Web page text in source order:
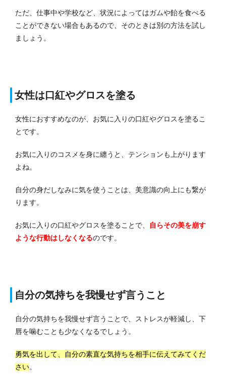
ただ、仕事中や学校など、状況によってはガムや飴を食べる
ことができない場合もあるので、そのときは別の方法を試し
ましょう。
女性は口紅やグロスを塗る
女性におすすめなのが、お気に入りの口紅やグロスを塗るこ
とです。
お気に入りのコスメを身に纏うと、テンションも上がります
よね。
自分の身だしなみに気を使うことは、美意識の向上にも繋が
ります。
お気に入りの口紅やグロスを塗ることで、
自らその美を崩す
ような行動はしなくなるのです。
自分の気持ちを我慢せず言うこと
自分の気持ちを我慢せず言うことで、ストレスが軽減し、下
唇を噛むことも少なくなるでしょう。
勇気を出して、自分の素直な気持ちを相手に伝えてみてくだ
さい。